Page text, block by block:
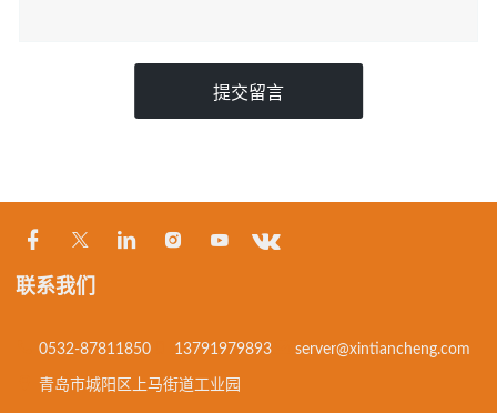
提交留言
联系我们
0532-87811850 13791979893 server@xintiancheng.com
青岛市城阳区上马街道工业园